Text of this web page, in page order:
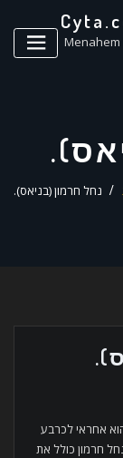
Menahem
נחל חרמון (בניאס).
אחראי לכרבע
חרמון כולל את